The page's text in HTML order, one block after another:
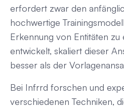
erfordert zwar den
hochwertige
Erkennung von Entitäten
entwickelt, skaliert dieser
besser als der
Bei Infrrd forschen und
verschiedenen Techniken,